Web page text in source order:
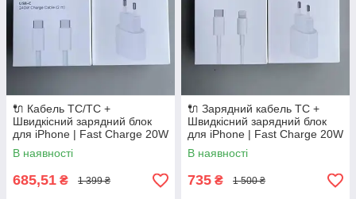
🔌 Кабель ТС/ТС +
Швидкісний зарядний блок
для iPhone | Fast Charge 20W
В наявності
685,51 ₴ 1 399 ₴
🔌 Зарядний кабель ТС +
Швидкісний зарядний блок
для iPhone | Fast Charge 20W
В наявності
735 ₴ 1 500 ₴